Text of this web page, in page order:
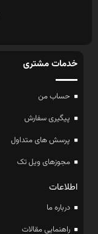
خدمات مشتری
حساب من
پیگیری سفارش
پرسش های متداول
مجوزهای ویل تک
اطلاعات
درباره ما
راهنمایی مقالات